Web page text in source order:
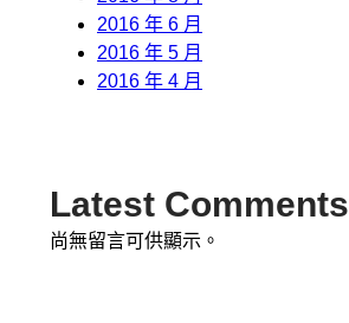
2016 年 6 月
2016 年 5 月
2016 年 4 月
Latest Comments
尚無留言可供顯示。